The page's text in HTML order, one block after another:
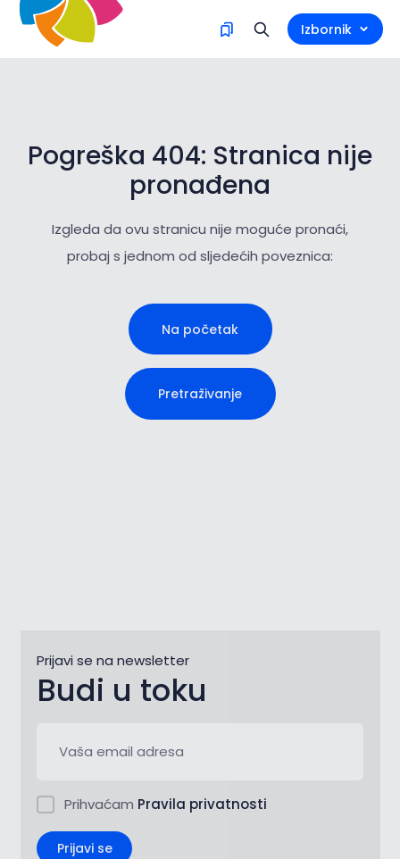
Izbornik
Pogreška 404: Stranica nije
pronađena
Izgleda da ovu stranicu nije moguće pronaći,
probaj s jednom od sljedećih poveznica:
Na početak
Pretraživanje
Prijavi se na newsletter
Budi u toku
Prihvaćam Pravila privatnosti
Prijavi se